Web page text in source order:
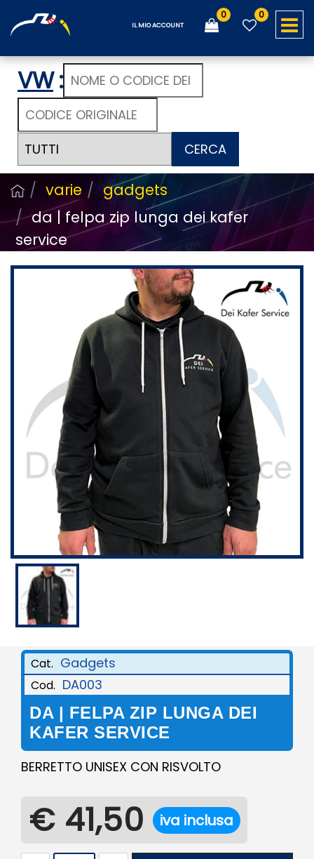
IL MIO ACCOUNT
0 0
VW:
CERCA
varie
gadgets
da | felpa zip lunga dei kafer
service
Cat. Gadgets
Cod. DA003
DA | FELPA ZIP LUNGA DEI
KAFER SERVICE
BERRETTO UNISEX CON RISVOLTO
€ 41,50 iva inclusa